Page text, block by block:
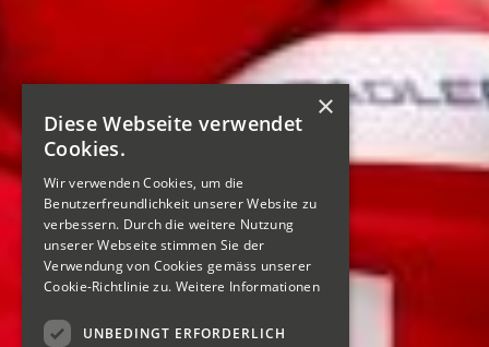
×
Diese Webseite verwendet
Cookies.
Wir verwenden Cookies, um die
Benutzerfreundlichkeit unserer Website zu
verbessern. Durch die weitere Nutzung
unserer Webseite stimmen Sie der
Verwendung von Cookies gemäss unserer
Cookie-Richtlinie zu. Weitere Informationen
UNBEDINGT ERFORDERLICH